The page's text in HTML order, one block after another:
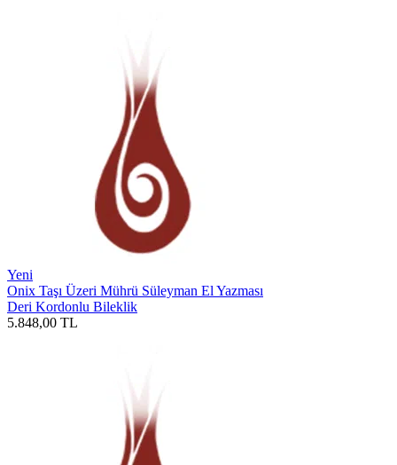
Yeni
Onix Taşı Üzeri Mührü Süleyman El Yazması
Deri Kordonlu Bileklik
5.848,00 TL